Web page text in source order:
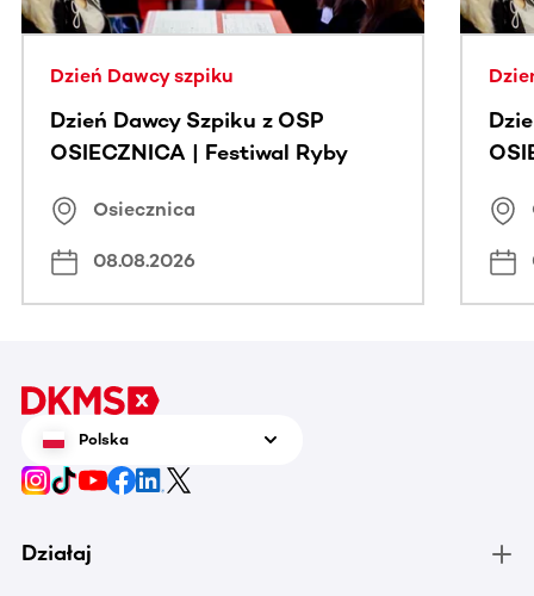
Dzień Dawcy szpiku
Dzień Dawcy Szpiku z OSP
OSIECZNICA | Festiwal Ryby
Osiecznica
08.08.2026
Polska
Działaj